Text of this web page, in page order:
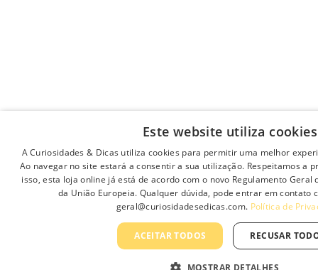
Este website utiliza cookies
A Curiosidades & Dicas utiliza cookies para permitir uma melhor
Ao navegar no site estará a consentir a sua utilização. Respeitamos a
isso, esta loja online já está de acordo com o novo Regulamento Geral
da União Europeia. Qualquer dúvida, pode entrar em contato
geral@curiosidadesedicas.com. Política de
ACEITAR TODOS RECUSAR
MOSTRAR DETALHES